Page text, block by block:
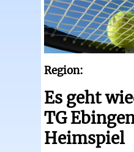
Region:
Es geht
TG
Heimspiel